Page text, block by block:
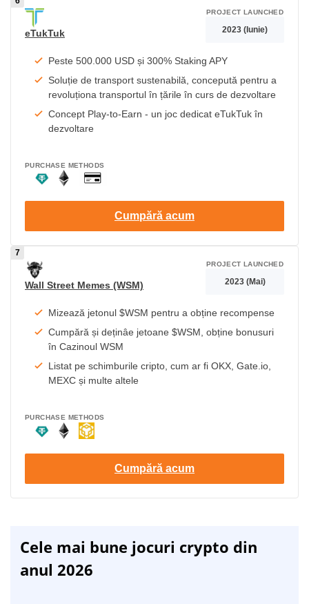
eTukTuk
Peste 500.000 USD și 300% Staking APY
Soluție de transport sustenabilă, concepută pentru a
revoluționa transportul în țările în curs de dezvoltare
Concept Play-to-Earn - un joc dedicat eTukTuk în
dezvoltare
PROJECT LAUNCHED
2023 (Iunie)
PURCHASE METHODS
Cumpără acum
Wall Street Memes (WSM)
Mizează jetonul $WSM pentru a obține recompense
Cumpără și deținâe jetoane $WSM, obține bonusuri
în Cazinoul WSM
Listat pe schimburile cripto, cum ar fi OKX, Gate.io,
MEXC și multe altele
PROJECT LAUNCHED
2023 (Mai)
PURCHASE METHODS
Cumpără acum
Cele mai bune jocuri crypto din
anul 2026